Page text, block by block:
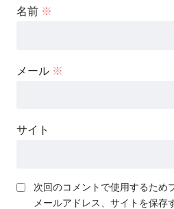
名前 ※
メール ※
サイト
次回のコメントで使用するため
メールアドレス、サイトを保存